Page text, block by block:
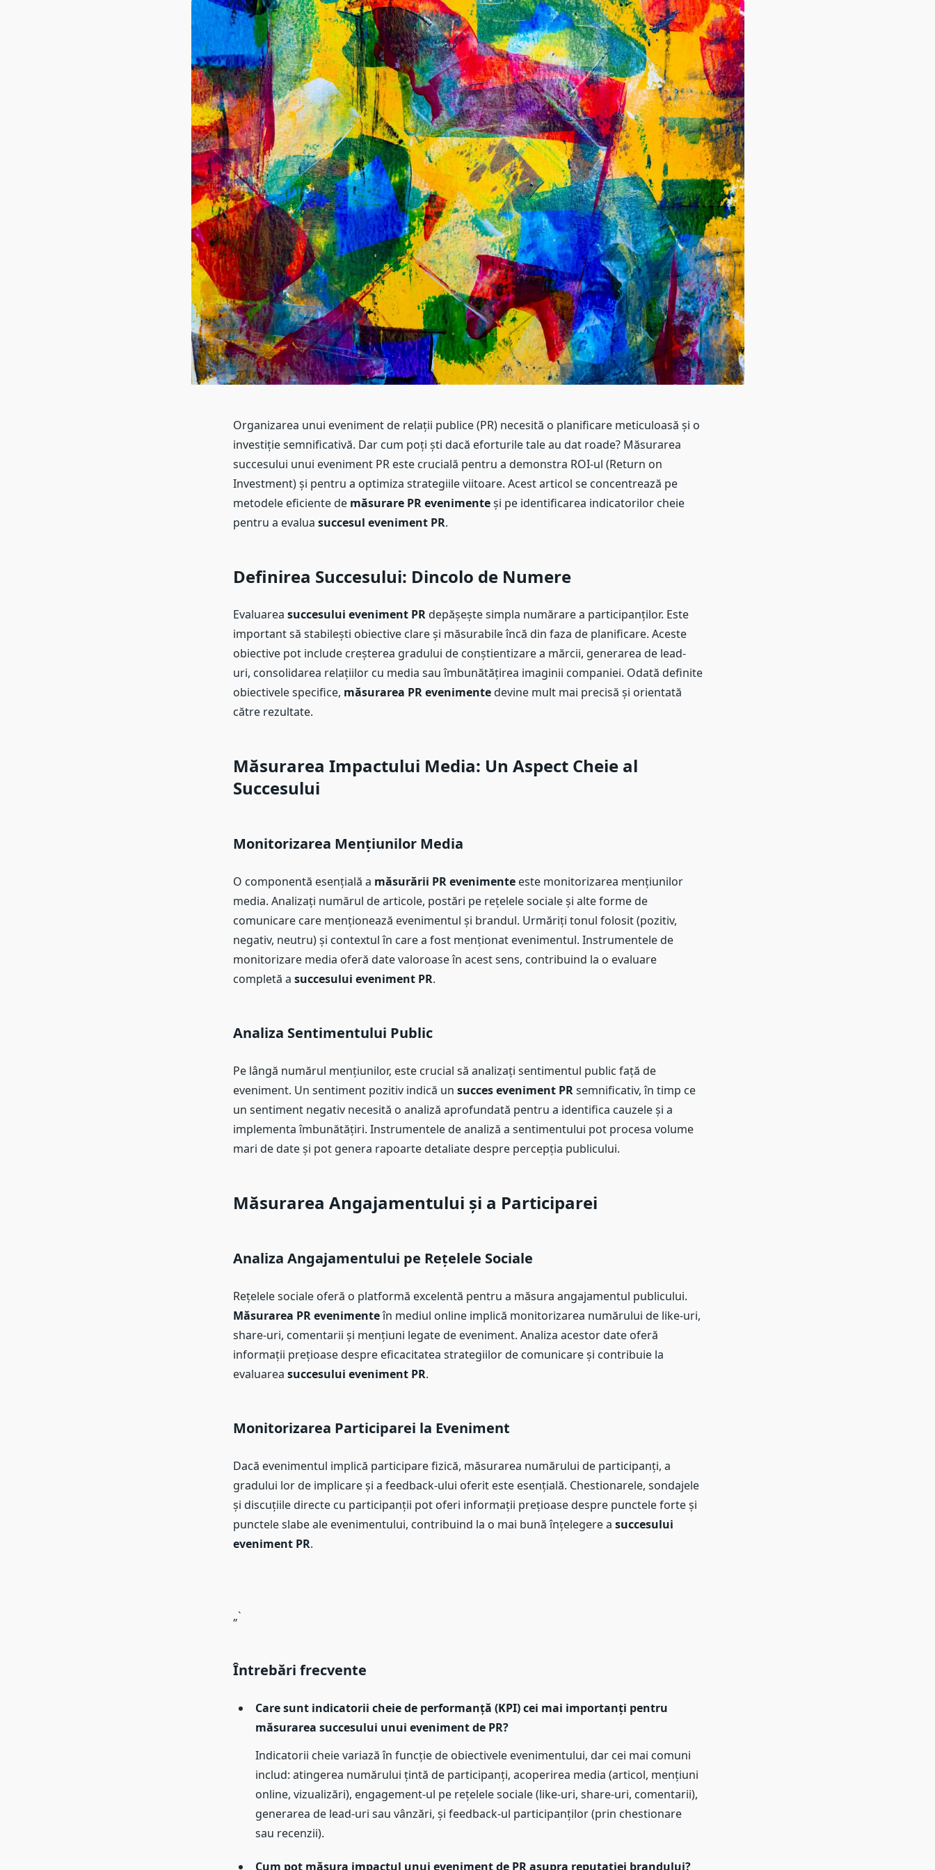
Organizarea unui eveniment de relații publice (PR) necesită o planificare meticuloasă și o
investiție semnificativă. Dar cum poți ști dacă eforturile tale au dat roade? Măsurarea
succesului unui eveniment PR este crucială pentru a demonstra ROI-ul (Return on
Investment) și pentru a optimiza strategiile viitoare. Acest articol se concentrează pe
metodele eficiente de măsurare PR evenimenteși pe identificarea indicatorilor cheie
pentru a evalua succesul eveniment PR.
Definirea Succesului: Dincolo de Numere
Evaluarea succesului eveniment PRdepășește simpla numărare a participanților. Este
important să stabilești obiective clare și măsurabile încă din faza de planificare. Aceste
obiective pot include creșterea gradului de conștientizare a mărcii, generarea de lead-
uri, consolidarea relațiilor cu media sau îmbunătățirea imaginii companiei. Odată definite
obiectivele specifice, măsurarea PR evenimentedevine mult mai precisă și orientată
către rezultate.
Măsurarea Impactului Media: Un Aspect Cheie al
Succesului
Monitorizarea Mențiunilor Media
O componentă esențială a măsurării PR evenimenteeste monitorizarea mențiunilor
media. Analizați numărul de articole, postări pe rețelele sociale și alte forme de
comunicare care menționează evenimentul și brandul. Urmăriți tonul folosit (pozitiv,
negativ, neutru) și contextul în care a fost menționat evenimentul. Instrumentele de
monitorizare media oferă date valoroase în acest sens, contribuind la o evaluare
completă a succesului eveniment PR.
Analiza Sentimentului Public
Pe lângă numărul mențiunilor, este crucial să analizați sentimentul public față de
eveniment. Un sentiment pozitiv indică un succes eveniment PRsemnificativ, în timp ce
un sentiment negativ necesită o analiză aprofundată pentru a identifica cauzele și a
implementa îmbunătățiri. Instrumentele de analiză a sentimentului pot procesa volume
mari de date și pot genera rapoarte detaliate despre percepția publicului.
Măsurarea Angajamentului și a Participarei
Analiza Angajamentului pe Rețelele Sociale
Rețelele sociale oferă o platformă excelentă pentru a măsura angajamentul publicului.
Măsurarea PR evenimenteîn mediul online implică monitorizarea numărului de like-uri,
share-uri, comentarii și mențiuni legate de eveniment. Analiza acestor date oferă
informații prețioase despre eficacitatea strategiilor de comunicare și contribuie la
evaluarea succesului eveniment PR.
Monitorizarea Participarei la Eveniment
Dacă evenimentul implică participare fizică, măsurarea numărului de participanți, a
gradului lor de implicare și a feedback-ului oferit este esențială. Chestionarele, sondajele
și discuțiile directe cu participanții pot oferi informații prețioase despre punctele forte și
punctele slabe ale evenimentului, contribuind la o mai bună înțelegere a succesului
eveniment PR.
„`
Întrebări frecvente
Care sunt indicatorii cheie de performanță (KPI) cei mai importanți pentru
măsurarea succesului unui eveniment de PR?
Indicatorii cheie variază în funcție de obiectivele evenimentului, dar cei mai comuni
includ: atingerea numărului țintă de participanți, acoperirea media (articol, mențiuni
online, vizualizări), engagement-ul pe rețelele sociale (like-uri, share-uri, comentarii),
generarea de lead-uri sau vânzări, și feedback-ul participanților (prin chestionare
sau recenzii).
Cum pot măsura impactul unui eveniment de PR asupra reputației brandului?